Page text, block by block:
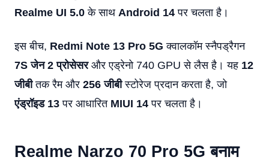
Realme UI 5.0 के साथ Android 14 पर चलता है।
इस बीच, Redmi Note 13 Pro 5G क्वालकॉम स्नैपड्रैगन
7S जेन 2 प्रोसेसरऔर एड्रेनो 740 GPU से लैस है। यह 12
जीबीतक रैम और 256 जीबीस्टोरेज प्रदान करता है, जो
एंड्रॉइड 13 पर आधारित MIUI 14 पर चलता है।
Realme Narzo 70 Pro 5G बनाम